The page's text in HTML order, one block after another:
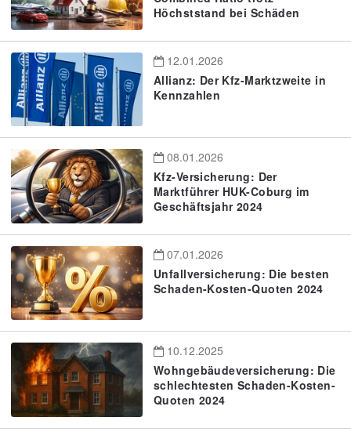
Höchststand bei Schäden
12.01.2026
Allianz: Der Kfz-Marktzweite in
Kennzahlen
08.01.2026
Kfz-Versicherung: Der
Marktführer HUK-Coburg im
Geschäftsjahr 2024
07.01.2026
Unfallversicherung: Die besten
Schaden-Kosten-Quoten 2024
10.12.2025
Wohngebäudeversicherung: Die
schlechtesten Schaden-Kosten-
Quoten 2024